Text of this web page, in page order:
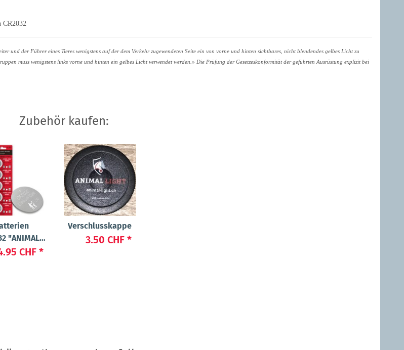
CR2032
und der Führer eines Tieres wenigstens auf der dem Verkehr zugewendeten Seite ein von vorne und hinten sichtbares, nicht blendendes gelbes Licht zu
muss wenigstens links vorne und hinten ein gelbes Licht verwendet werden.» Die Prüfung der Gesetzeskonformität der geführten Ausrüstung explizit bei
Zubehör kaufen:
"ANIMAL-
POWER"
CHF *
Verschlusskappe
3.50 CHF *